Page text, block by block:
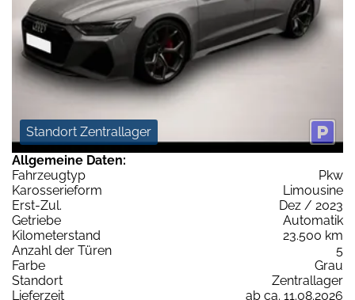
Standort Zentrallager
Allgemeine Daten:
Fahrzeugtyp
Pkw
Karosserieform
Limousine
Erst-Zul.
Dez / 2023
Getriebe
Automatik
Kilometerstand
23.500 km
Anzahl der Türen
5
Farbe
Grau
Standort
Zentrallager
Lieferzeit
ab ca. 11.08.2026